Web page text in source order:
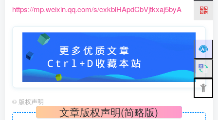
https://mp.weixin.qq.com/s/cxkblHApdCbVjtkxaj5byA
© 版权声明
文章版权声明(简略版)